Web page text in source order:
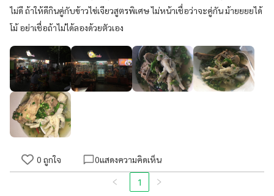
ไม่ดี ถ้าให้ดีกินคู่กับข้าวไข่เจียวสูตรพิเศษ ไม่หน้าเชื่อว่าจะคู่กัน ม้ายยยยได้
โม้ อย่าเชื่อถ้าไม่ได้ลองด้วยตัวเอง
0 ถูกใจ 0แสดงความคิดเห็น
1